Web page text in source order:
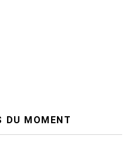
DU MOMENT